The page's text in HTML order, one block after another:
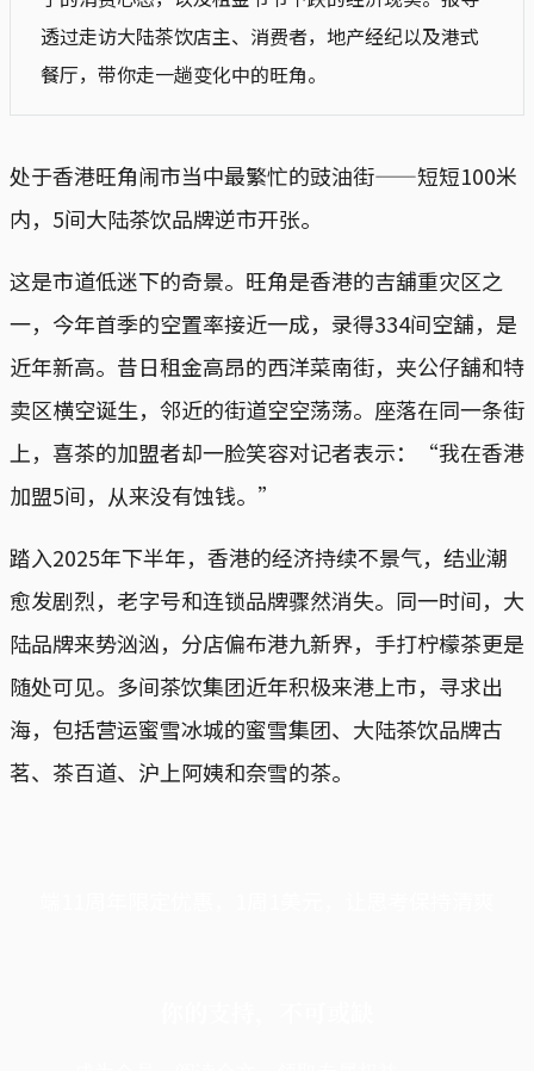
透过走访大陆茶饮店主、消费者，地产经纪以及港式
餐厅，带你走一趟变化中的旺角。
处于香港旺角闹市当中最繁忙的豉油街——短短100米
内，5间大陆茶饮品牌逆市开张。
这是市道低迷下的奇景。旺角是香港的吉舖重灾区之
一，今年首季的空置率接近一成，录得334间空舖，是
近年新高。昔日租金高昂的西洋菜南街，夹公仔舖和特
卖区横空诞生，邻近的街道空空荡荡。座落在同一条街
上，喜茶的加盟者却一脸笑容对记者表示：“我在香港
加盟5间，从来没有蚀钱。”
踏入2025年下半年，香港的经济持续不景气，结业潮
愈发剧烈，老字号和连锁品牌骤然消失。同一时间，大
陆品牌来势汹汹，分店偏布港九新界，手打柠檬茶更是
随处可见。多间茶饮集团近年积极来港上市，寻求出
海，包括营运蜜雪冰城的蜜雪集团、大陆茶饮品牌古
茗、茶百道、沪上阿姨和奈雪的茶。